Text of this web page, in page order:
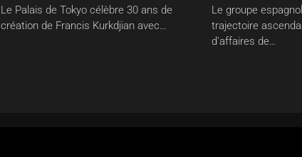
Le Palais de Tokyo célèbre 30 ans de
création de Francis Kurkdjian avec…
Le groupe
trajectoire
d’affaires de…